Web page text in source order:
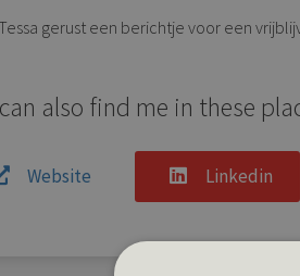
gerust een berichtje voor een
also find me in these
Website Linkedin